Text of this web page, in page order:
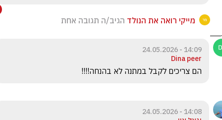
מייקי רואה את הנולד הגיב/ה תגובה אחת
14:09 - 24.05.2026
Dina peer
הם צריכים לקבל במתנה לא בהנחה!!!!
14:08 - 24.05.2026